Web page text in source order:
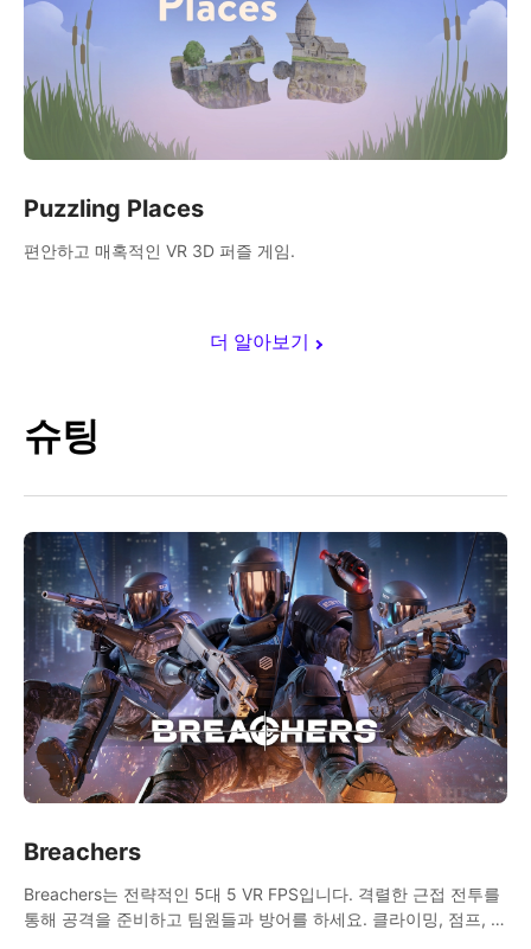
더 알아보기
Puzzling Places
편안하고 매혹적인 VR 3D 퍼즐 게임.
슈팅
Breachers
Breachers는 전략적인 5대 5 VR FPS입니다. 격렬한 근접 전투를
통해 공격을 준비하고 팀원들과 방어를 하세요. 클라이밍, 점프, 래